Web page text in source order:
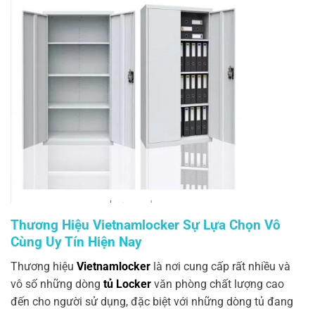
Thương Hiệu Vietnamlocker Sự Lựa Chọn Vô
Cùng Uy Tín Hiện Nay
Thương hiệu Vietnamlocker là nơi cung cấp rất nhiều và
vô số những dòng tủ Locker văn phòng chất lượng cao
đến cho người sử dụng, đặc biệt với những dòng tủ đang